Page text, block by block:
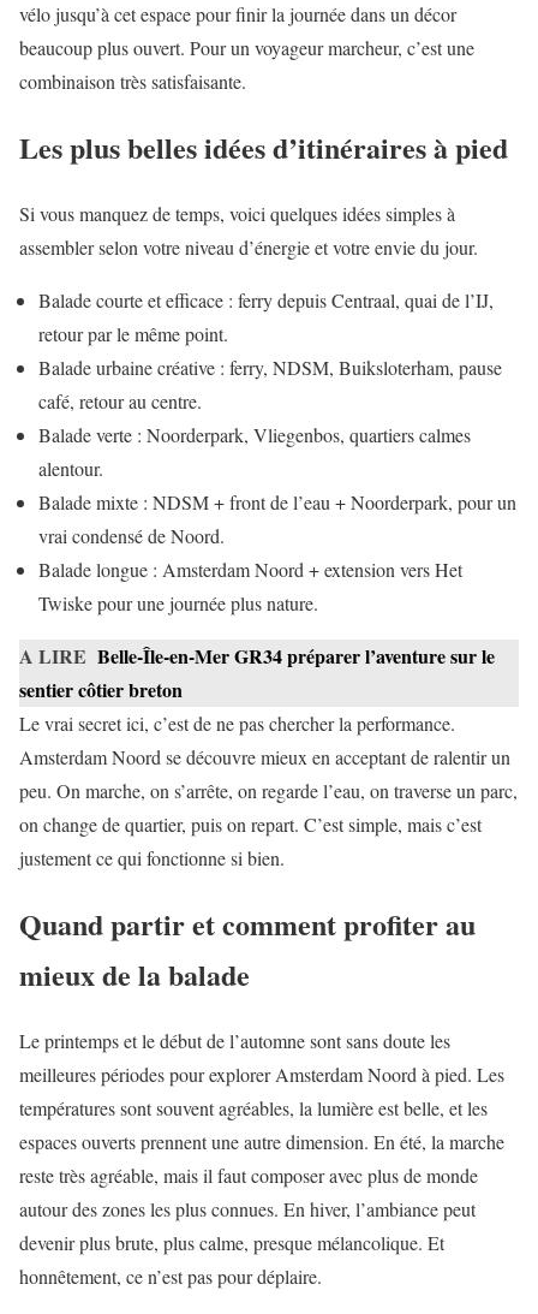
vélo jusqu’à cet espace pour finir la journée dans un décor
beaucoup plus ouvert. Pour un voyageur marcheur, c’est une
combinaison très satisfaisante.
Les plus belles idées d’itinéraires à pied
Si vous manquez de temps, voici quelques idées simples à
assembler selon votre niveau d’énergie et votre envie du jour.
Balade courte et efficace : ferry depuis Centraal, quai de l’IJ,
retour par le même point.
Balade urbaine créative : ferry, NDSM, Buiksloterham, pause
café, retour au centre.
Balade verte : Noorderpark, Vliegenbos, quartiers calmes
alentour.
Balade mixte : NDSM + front de l’eau + Noorderpark, pour un
vrai condensé de Noord.
Balade longue : Amsterdam Noord + extension vers Het
Twiske pour une journée plus nature.
A LIRE Belle-Île-en-Mer GR34 préparer l’aventure sur le
sentier côtier breton
Le vrai secret ici, c’est de ne pas chercher la performance.
Amsterdam Noord se découvre mieux en acceptant de ralentir un
peu. On marche, on s’arrête, on regarde l’eau, on traverse un parc,
on change de quartier, puis on repart. C’est simple, mais c’est
justement ce qui fonctionne si bien.
Quand partir et comment profiter au
mieux de la balade
Le printemps et le début de l’automne sont sans doute les
meilleures périodes pour explorer Amsterdam Noord à pied. Les
températures sont souvent agréables, la lumière est belle, et les
espaces ouverts prennent une autre dimension. En été, la marche
reste très agréable, mais il faut composer avec plus de monde
autour des zones les plus connues. En hiver, l’ambiance peut
devenir plus brute, plus calme, presque mélancolique. Et
honnêtement, ce n’est pas pour déplaire.